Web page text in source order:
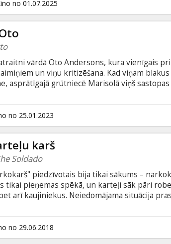
no 01.07.2025
vārdā Oto Andersons, kura vienīgais
un viņu kritizēšana. Kad viņam
asprātīgajā grūtniecē Marisolā viņš
uzņemta pēc grāmatas "Vīrs, vārdā Ūve".
un krievu valodā.
no 25.01.2023
karš
Soldado
piedzīvotais bija tikai sākums –
tikai pieņemas spēkā, un karteļi sāk pāri
arī kaujiniekus. Neiedomājama situācija
Alehandro, lai ar jebkādiem
Alehandro ir kārtojami savi rēķini – briest
latviešu un krievu valodā.
no 29.06.2018